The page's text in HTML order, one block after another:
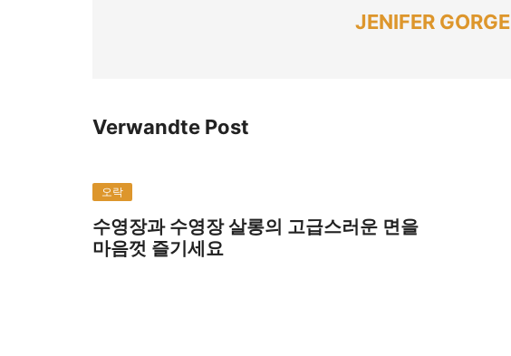
JENIFER GORGE
Verwandte Post
오락
수영장과 수영장 살롱의 고급스러운 면을
마음껏 즐기세요